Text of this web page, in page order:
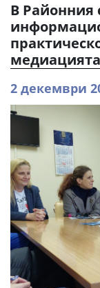
В Районния
2 декември